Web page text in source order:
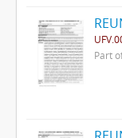
Part